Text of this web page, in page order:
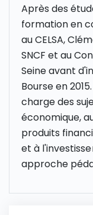
Après des
formation en
au CELSA,
SNCF et au
Seine avant
Bourse en
charge des
économique,
produits
et à
approche